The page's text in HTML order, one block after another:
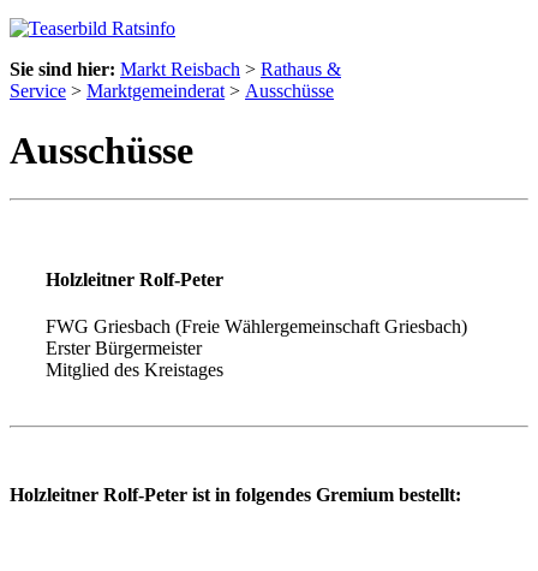
Sie sind hier: Markt Reisbach > Rathaus &
Service > Marktgemeinderat > Ausschüsse
Ausschüsse
Holzleitner Rolf-Peter
FWG Griesbach (Freie Wählergemeinschaft Griesbach)
Erster Bürgermeister
Mitglied des Kreistages
Holzleitner Rolf-Peter ist in folgendes Gremium bestellt: